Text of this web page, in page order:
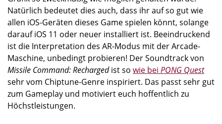
Natürlich bedeutet dies auch, dass ihr auf so gut wie
allen iOS-Geräten dieses Game spielen könnt, solange
darauf iOS 11 oder neuer installiert ist. Beeindruckend
ist die Interpretation des AR-Modus mit der Arcade-
Maschine, unbedingt probieren! Der Soundtrack von
Missile Command: Rechargedist so wie bei PONG Quest
sehr vom Chiptune-Genre inspiriert. Das passt sehr gut
zum Gameplay und motiviert euch hoffentlich zu
Höchstleistungen.